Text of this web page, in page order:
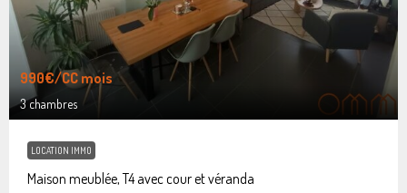
990€/CC mois
3 chambres
LOCATION IMMO
Maison meublée, T4 avec cour et véranda